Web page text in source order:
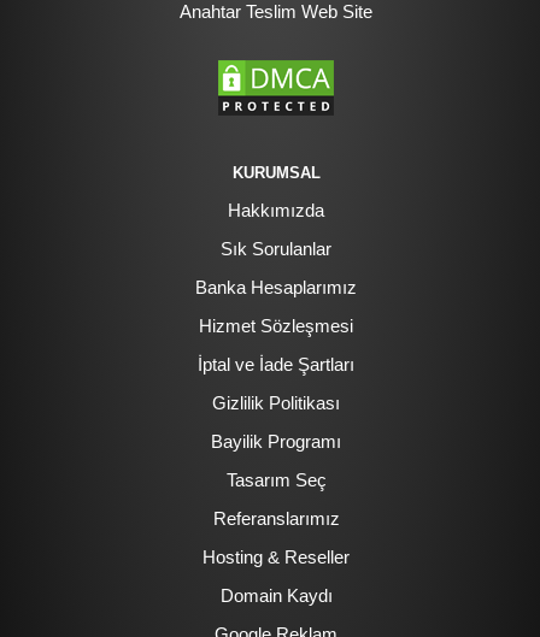
Anahtar Teslim Web Site
KURUMSAL
Hakkımızda
Sık Sorulanlar
Banka Hesaplarımız
Hizmet Sözleşmesi
İptal ve İade Şartları
Gizlilik Politikası
Bayilik Programı
Tasarım Seç
Referanslarımız
Hosting & Reseller
Domain Kaydı